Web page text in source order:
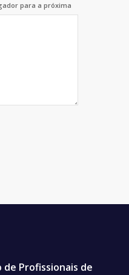
para a próxima
de Profissionais de